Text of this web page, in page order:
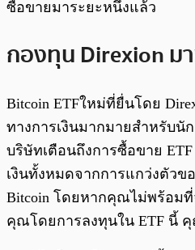
ซื้อขายมาระยะหนึ่งแล้ว
กองทุน Direxion ม
Bitcoin ETFใหม่ที่ยื่นโดย
ทางการเงินมากมายสำหรับนั
บริษัทเตือนถึงการซื้อขาย
เงินทั้งหมดจากการแกว่งตัวข
Bitcoin โดยหากคุณไม่พร้อม
คุณโดยการลงทุนใน ETF นี้